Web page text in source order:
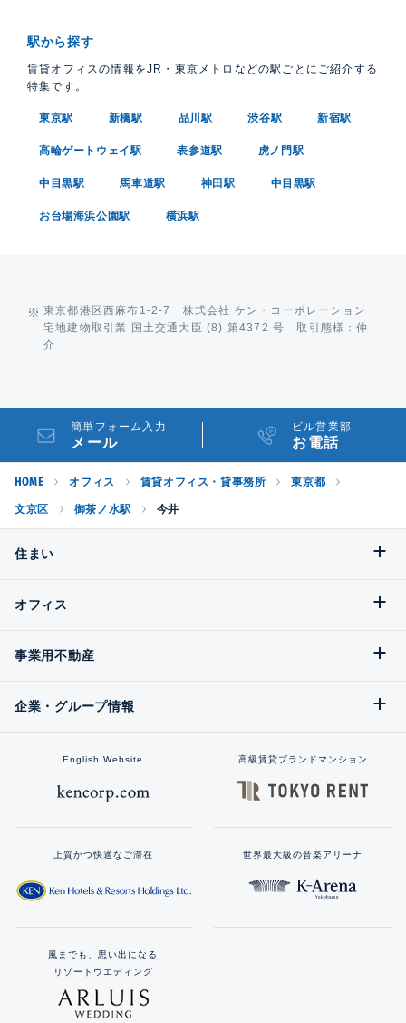
駅から探す
賃貸オフィスの情報をJR・東京メトロなどの駅ごとにご紹介する
特集です。
東京駅 新橋駅 品川駅 渋谷駅 新宿駅
高輪ゲートウェイ駅 表参道駅 虎ノ門駅
中目黒駅 馬車道駅 神田駅 中目黒駅
お台場海浜公園駅 横浜駅
東京都港区西麻布1-2-7 株式会社 ケン・コーポレーション
宅地建物取引業 国土交通大臣 (8) 第4372 号 取引態様：仲
介
簡単フォーム入力
メール
ビル営業部
お電話
HOME オフィス 賃貸オフィス・貸事務所 東京都
文京区 御茶ノ水駅 今井
住まい
オフィス
事業用不動産
企業・グループ情報
English Website 高級賃貸ブランドマンション
上質かつ快適なご滞在 世界最大級の音楽アリーナ
風までも、思い出になる
リゾートウエディング